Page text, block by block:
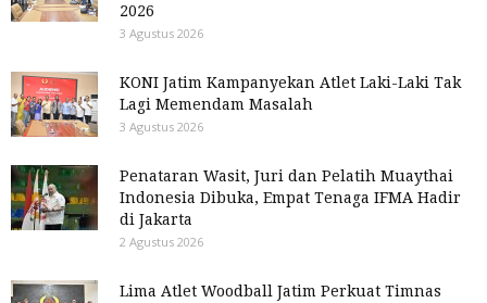
2026
3 Agustus 2026
KONI Jatim Kampanyekan Atlet Laki-Laki Tak
Lagi Memendam Masalah
3 Agustus 2026
Penataran Wasit, Juri dan Pelatih Muaythai
Indonesia Dibuka, Empat Tenaga IFMA Hadir
di Jakarta
2 Agustus 2026
Lima Atlet Woodball Jatim Perkuat Timnas